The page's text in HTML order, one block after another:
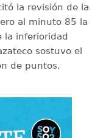
la revisión de la
al minuto 85 la
la inferioridad
sostuvo el
de puntos.